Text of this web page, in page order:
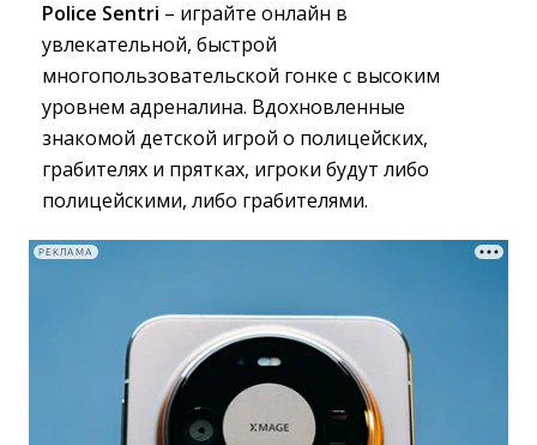
Police Sentri – играйте онлайн в
увлекательной, быстрой
многопользовательской гонке с высоким
уровнем адреналина. Вдохновленные
знакомой детской игрой о полицейских,
грабителях и прятках, игроки будут либо
полицейскими, либо грабителями.
РЕКЛАМА